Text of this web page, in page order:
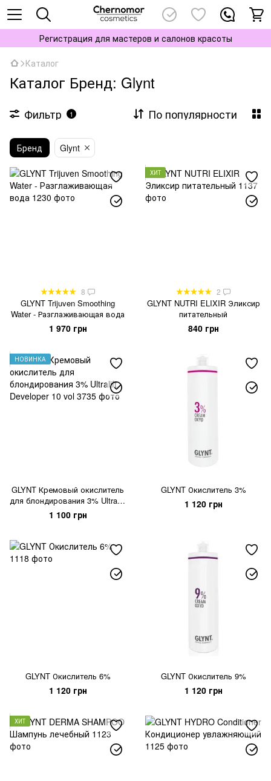
Регистрация для мастеров и салонов красоты
Каталог
Каталог Бренд: Glynt
Фильтр 1 По популярности
Бренд Glynt
8
GLYNT Trijuven Smoothing
Water - Разглаживающая вода
1 970 грн
ХИТ
2
GLYNT NUTRI ELIXIR Эликсир
питательный
840 грн
НОВИНКА
GLYNT Кремовый окислитель
для блондирования 3% Ultralift
Developer 10 vol
1 100 грн
GLYNT Окислитель 3%
1 120 грн
GLYNT Окислитель 6%
1 120 грн
GLYNT Окислитель 9%
1 120 грн
ХИТ